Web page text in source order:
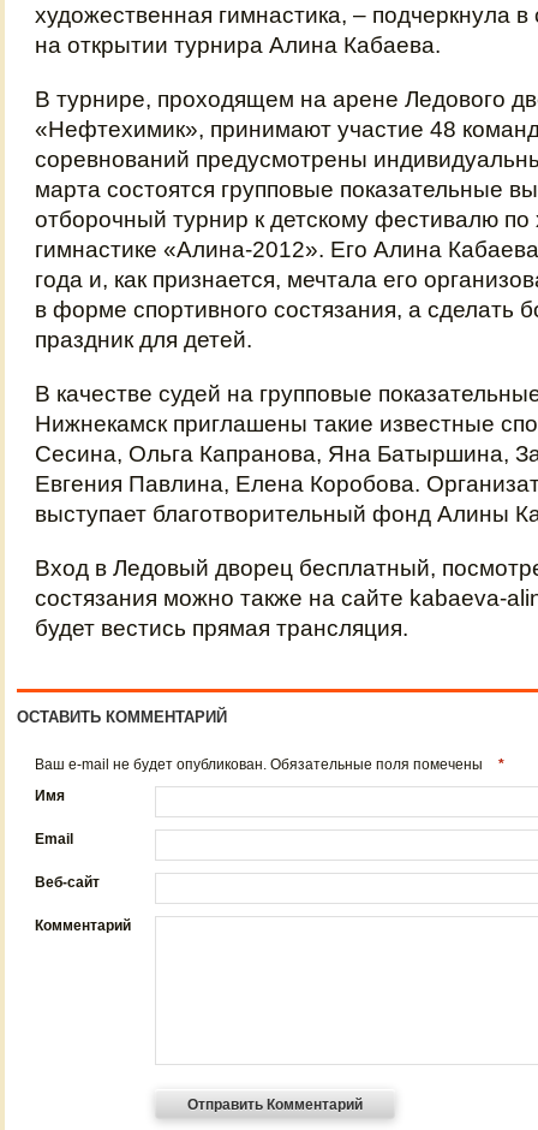
художественная гимнастика, – подчеркнула
на открытии турнира Алина Кабаева.
В турнире, проходящем на арене Ледового
«Нефтехимик», принимают участие 48
соревнований предусмотрены
марта состоятся групповые показательные
отборочный турнир к детскому фестивалю по
гимнастике «Алина-2012». Его Алина
года и, как признается, мечтала его
в форме спортивного состязания, а сделать
праздник для детей.
В качестве судей на групповые
Нижнекамск приглашены такие известные
Сесина, Ольга Капранова, Яна Батыршина,
Евгения Павлина, Елена Коробова.
выступает благотворительный фонд Алины
Вход в Ледовый дворец бесплатный,
состязания можно также на сайте kabaeva-
будет вестись прямая трансляция.
ОСТАВИТЬ КОММЕНТАРИЙ
Ваш e-mail не будет опубликован. Обязательные поля помечены
*
Имя
Email
Веб-сайт
Комментарий